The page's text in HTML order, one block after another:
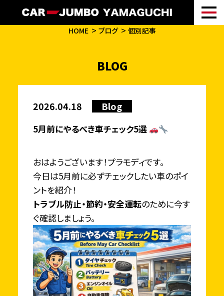
HOME ブログ 個別記事
BLOG
2026.04.18 Blog
5月前にやるべき車チェック5選
おはようございます！プラモディです。
今日は5月前に必ずチェックしたい車のポイ
ントを紹介！
トラブル防止・節約・安全運転のために今す
ぐ確認しましょう。